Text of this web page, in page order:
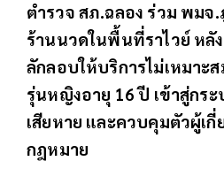
ตำรวจ สภ.ฉลอง ร่วม พมจ.
ร้านนวดในพื้นที่ราไวย์ ห
ลักลอบให้บริการไม่เหมาะ
รุ่นหญิงอายุ 16 ปี เข้าสู่กร
เสียหาย และควบคุมตัวผู้เ
กฎหมาย